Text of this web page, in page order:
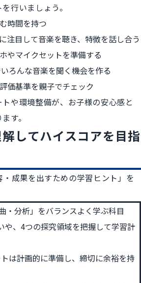
行いましょう。
時間を持つ
注目して音楽を聴き、特徴を話し合う
やマイクセットを準備する
ろんな音楽を聞く機会を作る
価基準を親子でチェック
や環境整備が、お子様の安心感と
す。
してハイスコアを目指
・成果を出すための学習ヒント」を
・分析」をバランスよく学ぶ科目
や、4つの探究領域を把握して学習計
は計画的に準備し、締切に余裕を持